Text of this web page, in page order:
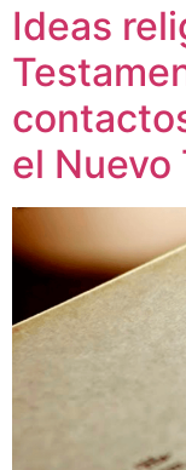
Ideas
el Nuevo